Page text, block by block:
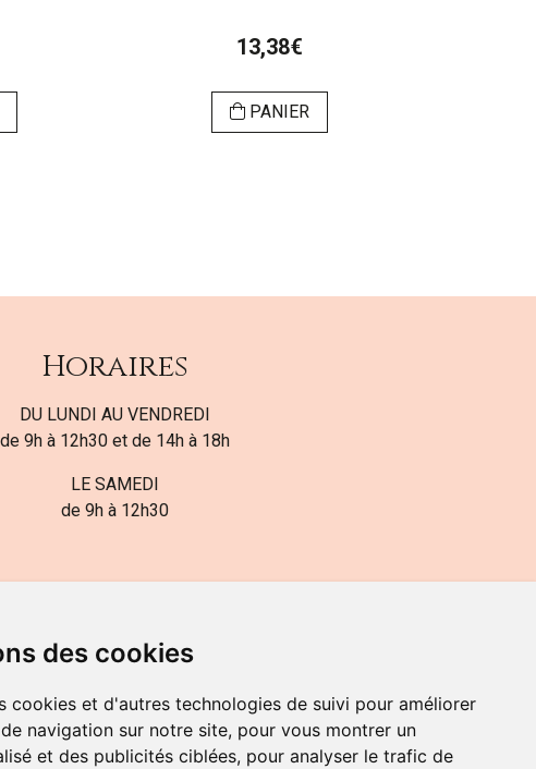
des cookies
cookies et d'autres technologies de suivi pour améliorer
navigation sur notre site, pour vous montrer un
et des publicités ciblées, pour analyser le trafic de
13,38€
PANIER
Horaires
DU LUNDI AU VENDREDI
de 9h à 12h30 et de 14h à 18h
LE SAMEDI
de 9h à 12h30
700-592